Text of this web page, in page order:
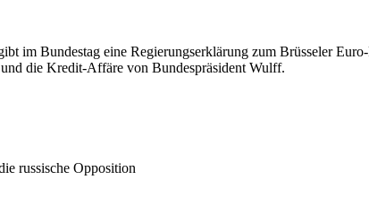
im Bundestag eine Regierungserklärung zum Brüsseler
die Kredit-Affäre von Bundespräsident Wulff.
russische Opposition